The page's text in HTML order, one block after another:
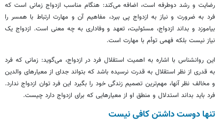
رضایت و رشد دوطرفه است، اضافه می‌کند: هنگام مناسب ازدواج زمانی است که
فرد به ضرورت و نیاز به ازدواج پی ببرد، مفاهیم آن و مهارت ارتباط با همسر را
بیاموزد و بداند ازدواج، مسئولیت، تعهد و وفاداری به چه معنی است. ازدواج یک
نیاز نیست بلکه فهمی توأم با مهارت است.
این روانشناس با اشاره به اهمیت استقلال فرد در ازدواج، می‌گوید: زمانی که فرد
به قدری از نظر استقلال به قدرت نرسیده باشد که بتواند جدای از معیارهای والدین
و مخالف نظر آنها، مهم‌ترین تصمیم زندگی خود را بگیرد این فرد توان ازدواج ندارد.
فرد باید بداند استدلال و منطق او از معیارهایی که برای ازدواج دارد چیست.
تنها دوست داشتن کافی نیست